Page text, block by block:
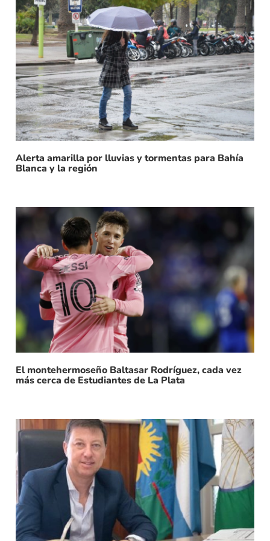
Alerta amarilla por lluvias y tormentas para Bahía
Blanca y la región
El montehermoseño Baltasar Rodríguez, cada vez
más cerca de Estudiantes de La Plata